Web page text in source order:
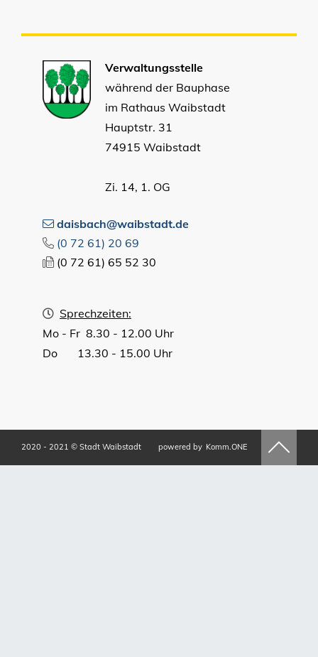
Verwaltungsstelle
während der Bauphase
im Rathaus Waibstadt
Hauptstr. 31
74915 Waibstadt
Zi. 14, 1. OG
daisbach@waibstadt.de
(0 72 61) 20 69
(0 72 61) 65 52 30
Sprechzeiten:
Mo - Fr 8.30 - 12.00 Uhr
Do 13.30 - 15.00 Uhr
2020 - 2021 © Stadt Waibstadt powered by Komm.ONE